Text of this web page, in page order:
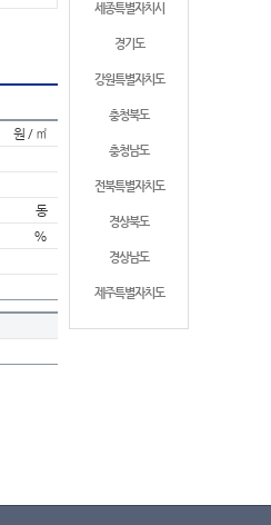
세종특별자치시
경기도
강원특별자치도
충청북도
충청남도
전북특별자치도
경상북도
경상남도
제주특별자치도
원 / ㎡
동
%